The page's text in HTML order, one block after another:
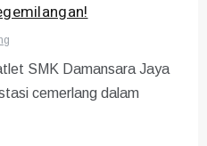
SMK Damansara Jaya
cemerlang dalam